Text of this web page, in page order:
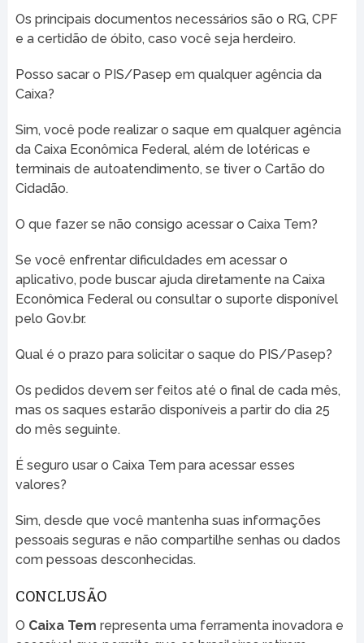
Os principais documentos necessários são o RG, CPF
e a certidão de óbito, caso você seja herdeiro.
Posso sacar o PIS/Pasep em qualquer agência da
Caixa?
Sim, você pode realizar o saque em qualquer agência
da Caixa Econômica Federal, além de lotéricas e
terminais de autoatendimento, se tiver o Cartão do
Cidadão.
O que fazer se não consigo acessar o Caixa Tem?
Se você enfrentar dificuldades em acessar o
aplicativo, pode buscar ajuda diretamente na Caixa
Econômica Federal ou consultar o suporte disponível
pelo Gov.br.
Qual é o prazo para solicitar o saque do PIS/Pasep?
Os pedidos devem ser feitos até o final de cada mês,
mas os saques estarão disponíveis a partir do dia 25
do mês seguinte.
É seguro usar o Caixa Tem para acessar esses
valores?
Sim, desde que você mantenha suas informações
pessoais seguras e não compartilhe senhas ou dados
com pessoas desconhecidas.
CONCLUSÃO
O Caixa Tem representa uma ferramenta inovadora e